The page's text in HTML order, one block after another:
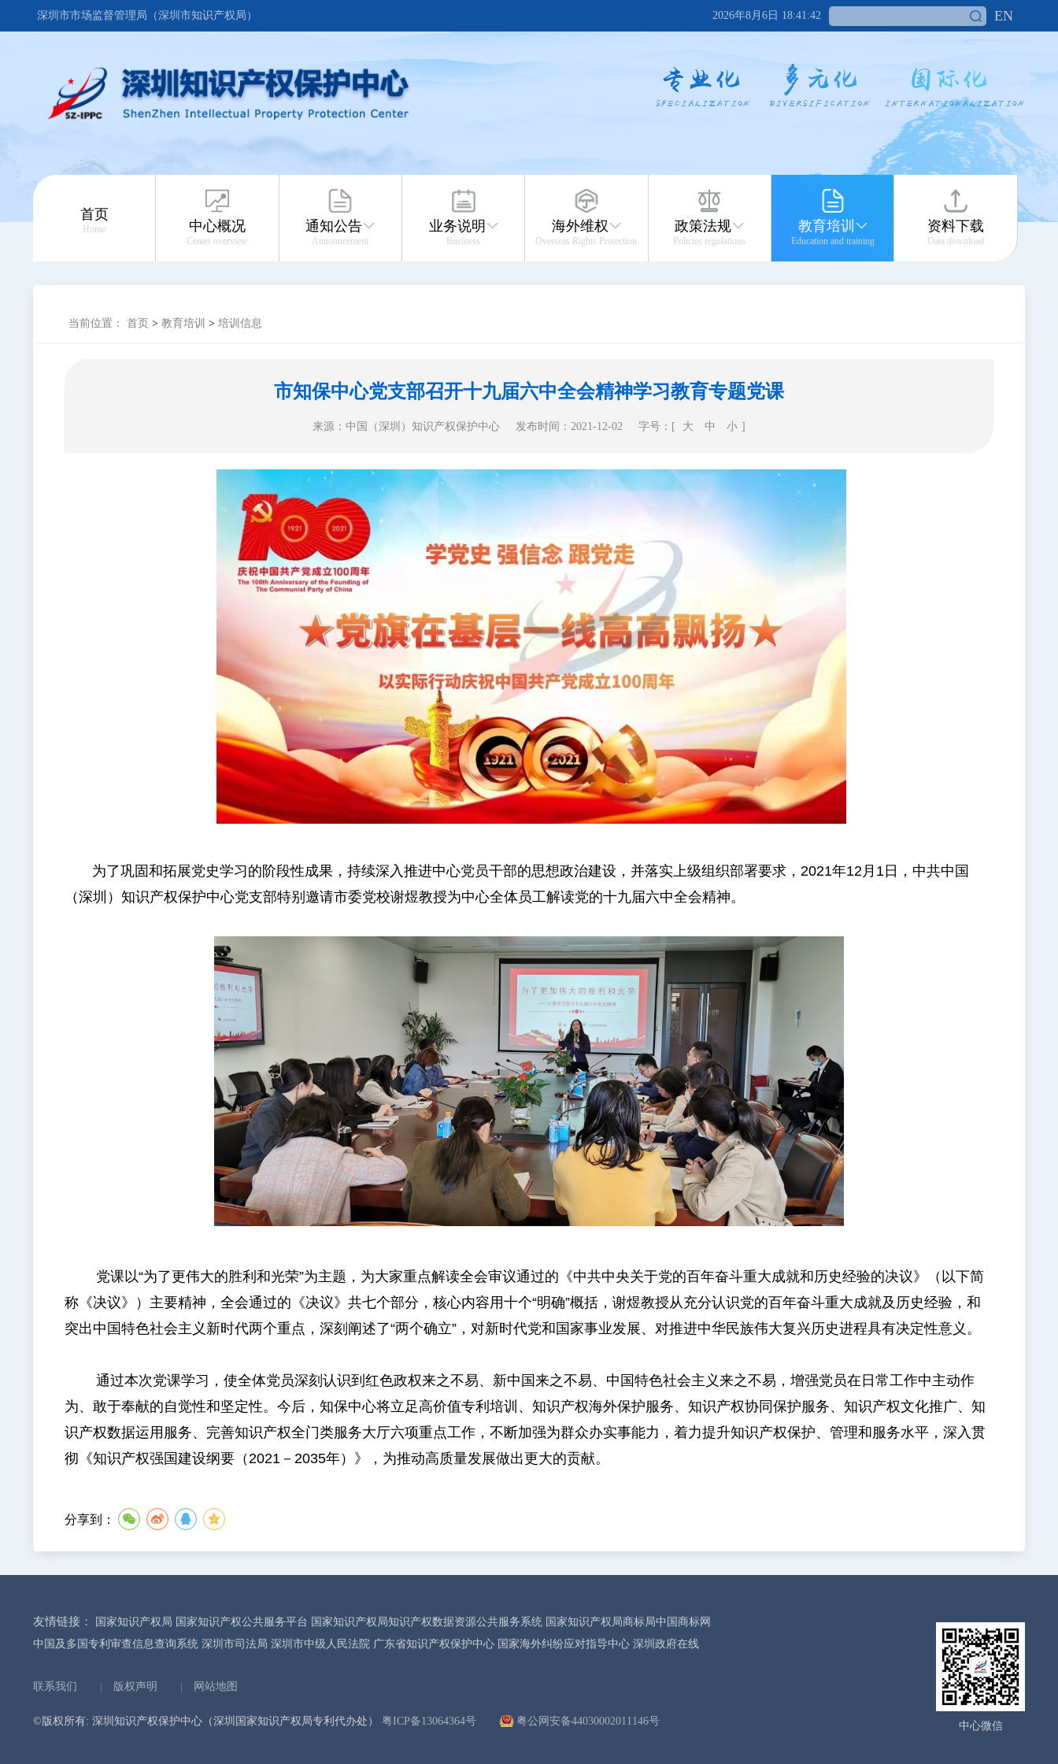
深圳市市场监督管理局（深圳市知识产权局） 2026年8月6日 18:41:42 EN
首页
Home 中心概况
Center overview
通知公告
Announcement
业务说明
Business
海外维权
Overseas Rights Protection
政策法规
Policies regulations
教育培训
Education and training
资料下载
Data download
当前位置： 首页 > 教育培训 > 培训信息
市知保中心党支部召开十九届六中全会精神学习教育专题党课
来源：中国（深圳）知识产权保护中心 发布时间：2021-12-02 字号：[ 大 中 小 ]
为了巩固和拓展党史学习的阶段性成果，持续深入推进中心党员干部的思想政治建设，并落实上级组织部署要求，2021年12月1日，中共中国
（深圳）知识产权保护中心党支部特别邀请市委党校谢煜教授为中心全体员工解读党的十九届六中全会精神。
党课以“为了更伟大的胜利和光荣”为主题，为大家重点解读全会审议通过的《中共中央关于党的百年奋斗重大成就和历史经验的决议》（以下简
称《决议》）主要精神，全会通过的《决议》共七个部分，核心内容用十个“明确”概括，谢煜教授从充分认识党的百年奋斗重大成就及历史经验，和
突出中国特色社会主义新时代两个重点，深刻阐述了“两个确立”，对新时代党和国家事业发展、对推进中华民族伟大复兴历史进程具有决定性意义。
通过本次党课学习，使全体党员深刻认识到红色政权来之不易、新中国来之不易、中国特色社会主义来之不易，增强党员在日常工作中主动作
为、敢于奉献的自觉性和坚定性。今后，知保中心将立足高价值专利培训、知识产权海外保护服务、知识产权协同保护服务、知识产权文化推广、知
识产权数据运用服务、完善知识产权全门类服务大厅六项重点工作，不断加强为群众办实事能力，着力提升知识产权保护、管理和服务水平，深入贯
彻《知识产权强国建设纲要（2021－2035年）》，为推动高质量发展做出更大的贡献。
分享到：
友情链接： 国家知识产权局 国家知识产权公共服务平台 国家知识产权局知识产权数据资源公共服务系统 国家知识产权局商标局中国商标网
中国及多国专利审查信息查询系统 深圳市司法局 深圳市中级人民法院 广东省知识产权保护中心 国家海外纠纷应对指导中心 深圳政府在线
联系我们 版权声明 网站地图
©版权所有: 深圳知识产权保护中心（深圳国家知识产权局专利代办处） 粤ICP备13064364号 粤公网安备44030002011146号 中心微信